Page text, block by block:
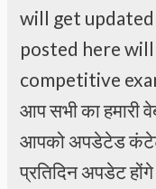
will get
posted here
competitive
आप सभी का हमारी
आपको अपडेटेड कंटेट
प्रतिदिन अपडेट